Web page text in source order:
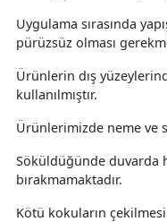
Uygulama sırasında
pürüzsüz olması
Ürünlerin dış
kullanılmıştır.
Ürünlerimizde neme ve
Söküldüğünde duvarda
bırakmamaktadır.
Kötü kokuların